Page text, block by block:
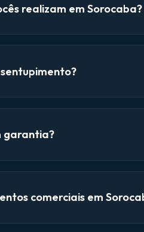
realizam em Sorocaba?
garantia?
comerciais em